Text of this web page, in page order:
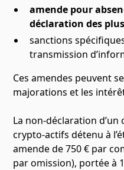
amende pour
déclaration des
sanctions
transmission
Ces amendes peuvent
majorations et les
La non-déclaration
crypto-actifs détenu à
amende de 750 € par
par omission), portée à